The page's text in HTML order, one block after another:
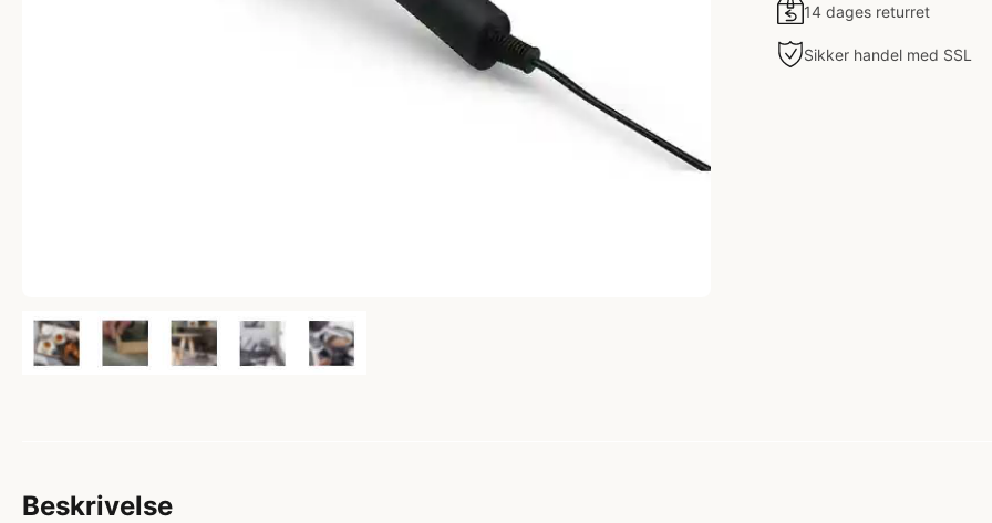
14 dages returret
Sikker handel med SSL
Beskrivelse